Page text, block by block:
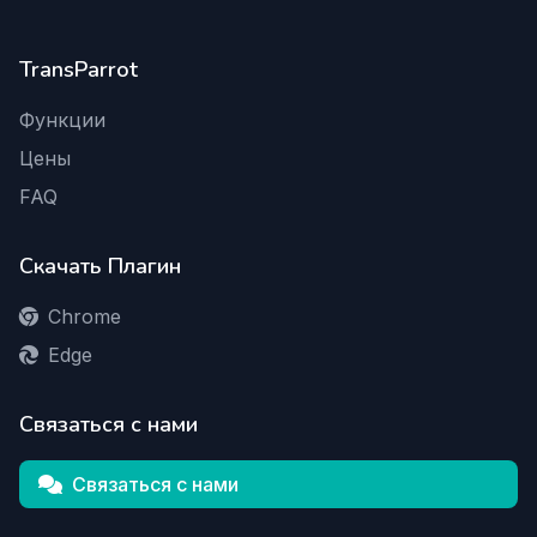
TransParrot
Функции
Цены
FAQ
Скачать Плагин
Chrome
Edge
Связаться с нами
Связаться с нами